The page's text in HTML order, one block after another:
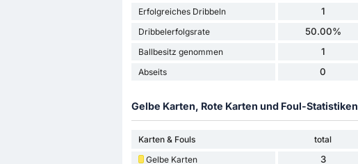
Erfolgreiches Dribbeln 1
Dribbelerfolgsrate 50.00%
Ballbesitz genommen 1
Abseits 0
Gelbe Karten, Rote Karten und Foul-Statistiken
Karten & Fouls total
Gelbe Karten
3